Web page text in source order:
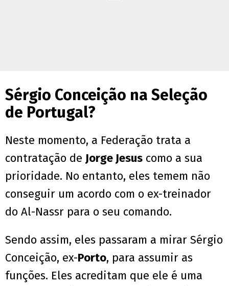
Sérgio Conceição na Seleção
de Portugal?
Neste momento, a Federação trata a
contratação de Jorge Jesus como a sua
prioridade. No entanto, eles temem não
conseguir um acordo com o ex-treinador
do Al-Nassr para o seu comando.
Sendo assim, eles passaram a mirar Sérgio
Conceição, ex-Porto, para assumir as
funções. Eles acreditam que ele é uma